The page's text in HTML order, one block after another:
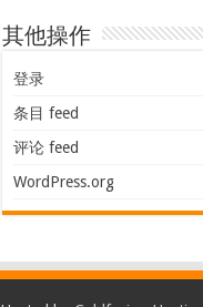
其他操作
登录
条目 feed
评论 feed
WordPress.org